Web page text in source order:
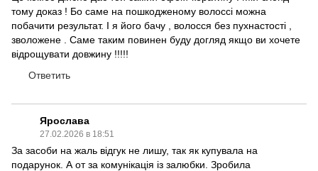
тому доказ ! Бо саме на пошкодженому волоссі можна
побачити результат. І я його бачу , волосся без пухнастості ,
зволожене . Саме таким повинен буду догляд якщо ви хочете
відрощувати довжину !!!!!
Ответить
Ярослава
27.02.2026 в 18:51
За засоби на жаль відгук не лишу, так як купувала на
подарунок. А от за комунікація із залюбки. Зробила